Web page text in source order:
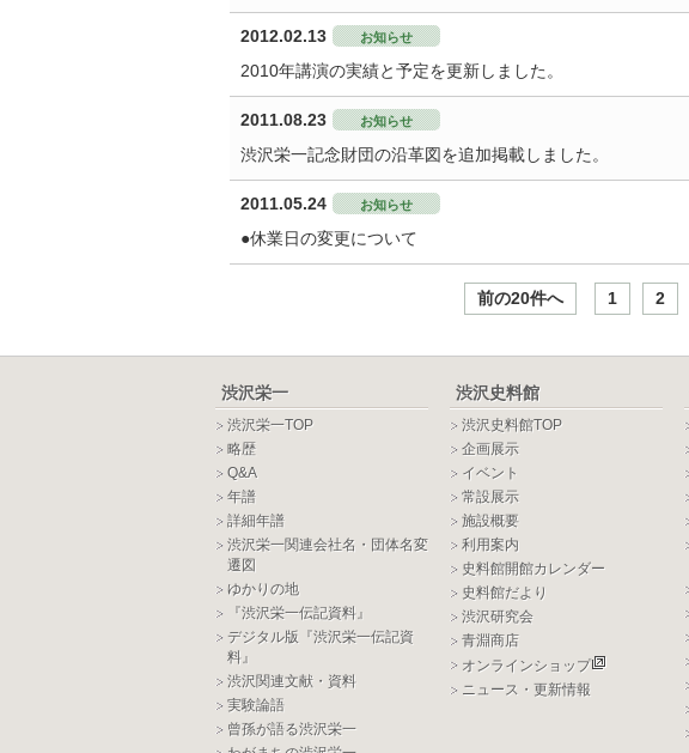
2012.02.13 お知らせ
2010年講演の実績と予定を更新しました。
2011.08.23 お知らせ
渋沢栄一記念財団の沿革図を追加掲載しました。
2011.05.24 お知らせ
●休業日の変更について
前の20件へ 1 2
渋沢栄一
渋沢栄一TOP
略歴
Q&A
年譜
詳細年譜
渋沢栄一関連会社名・団体名変
遷図
ゆかりの地
『渋沢栄一伝記資料』
デジタル版『渋沢栄一伝記資
料』
渋沢関連文献・資料
実験論語
曾孫が語る渋沢栄一
渋沢史料館
渋沢史料館TOP
企画展示
イベント
常設展示
施設概要
利用案内
史料館開館カレンダー
史料館だより
渋沢研究会
青淵商店
オンラインショップ
ニュース・更新情報